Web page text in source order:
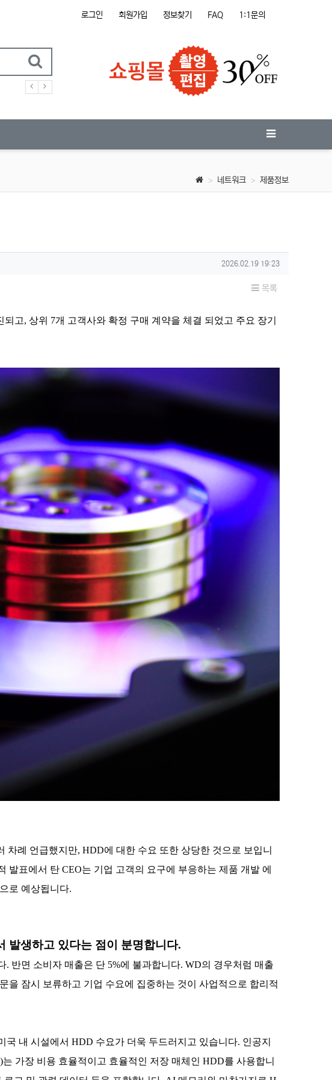
로그인 회원가입 정보찾기 FAQ 1:1문의
네트워크 제품정보
작성일
2026.02.19 19:23
목록
되고, 상위 7개 고객사와 확정 구매 계약을 체결 되었고 주요 장기
례 언급했지만, HDD에 대한 수요 또한 상당한 것으로 보입니
표에서 탄 CEO는 기업 고객의 요구에 부응하는 제품 개발 에
로 예상됩니다.
발생하고 있다는 점이 분명합니다.
반면 소비자 매출은 단 5%에 불과합니다. WD의 경우처럼 매출
을 잠시 보류하고 기업 수요에 집중하는 것이 사업적으로 합리적
내 시설에서 HDD 수요가 더욱 두드러지고 있습니다. 인공지
가장 비용 효율적이고 효율적인 저장 매체인 HDD를 사용합니